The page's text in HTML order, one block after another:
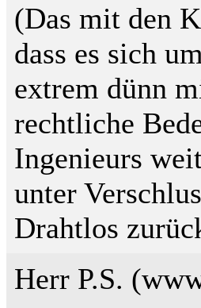
(Das mit den
dass es sich
extrem dünn
rechtliche
Ingenieurs
unter
Drahtlos
Herr P.S.